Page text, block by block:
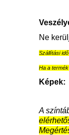
Ne
Szállítási
Ha a
Képek:
A